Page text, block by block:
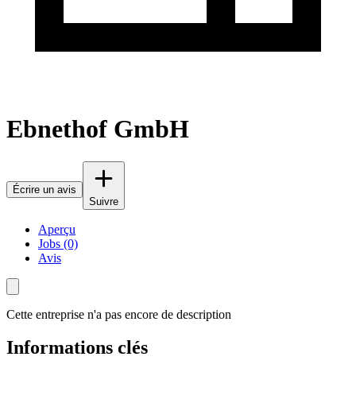
Ebnethof GmbH
Écrire un avis
Suivre
Aperçu
Jobs (0)
Avis
Cette entreprise n'a pas encore de description
Informations clés